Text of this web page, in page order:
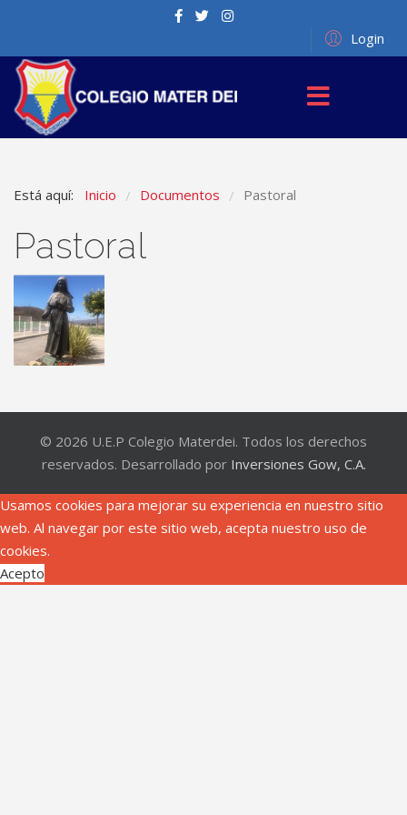
Login
Está aquí: Inicio / Documentos / Pastoral
Pastoral
© 2026 U.E.P Colegio Materdei. Todos los derechos
reservados. Desarrollado por Inversiones Gow, C.A.
Usamos cookies para mejorar su experiencia en nuestro sitio
web. Al navegar por este sitio web, acepta nuestro uso de
cookies.
Acepto